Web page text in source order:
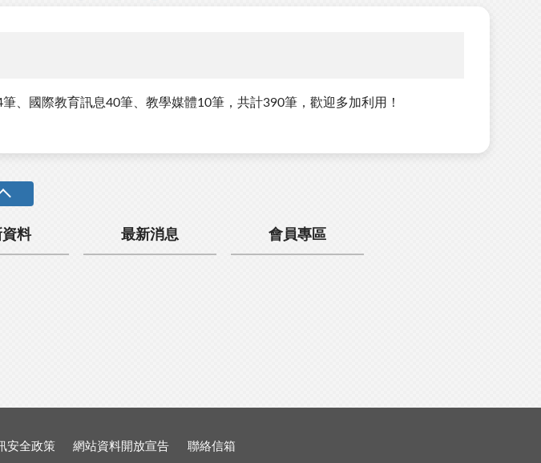
、國際教育訊息40筆、教學媒體10筆，共計390筆，歡迎多加利用！
料 最新消息 會員專區
安全政策 網站資料開放宣告 聯絡信箱